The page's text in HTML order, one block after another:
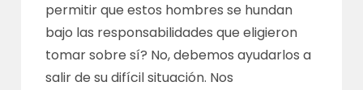
permitir que estos hombres se hundan
bajo las responsabilidades que eligieron
tomar sobre sí? No, debemos ayudarlos a
salir de su difícil situación. Nos